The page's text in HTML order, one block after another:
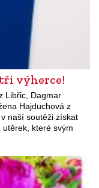
výherce!
Libřic, Dagmar
Hajduchová z
naší soutěži získat
které svým